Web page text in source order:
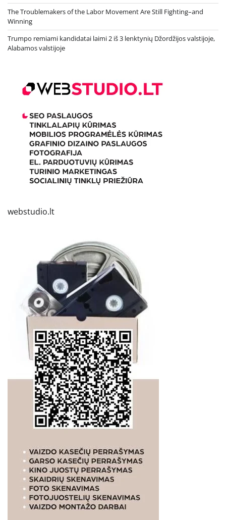
The Troublemakers of the Labor Movement Are Still Fighting–and
Winning
Trumpo remiami kandidatai laimi 2 iš 3 lenktynių Džordžijos valstijoje,
Alabamos valstijoje
webstudio.lt